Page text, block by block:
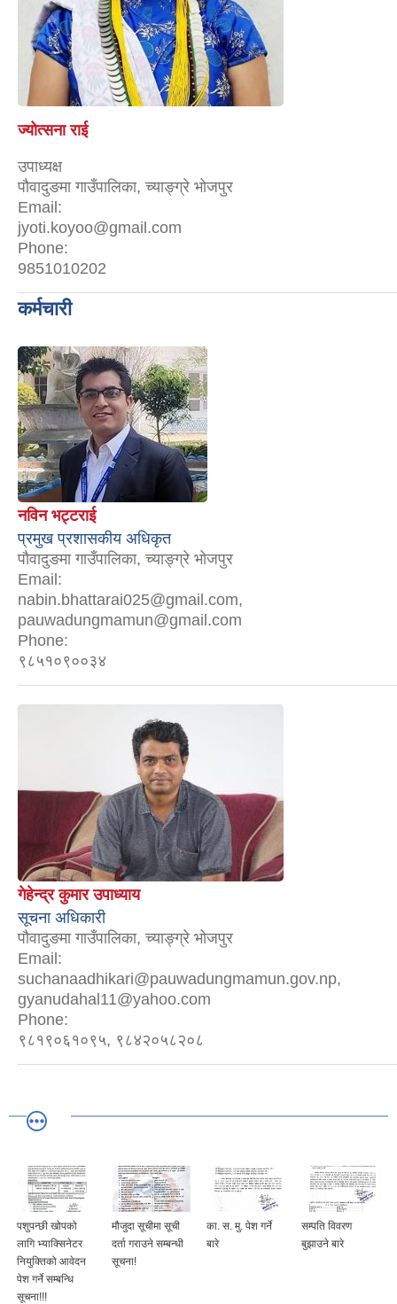
ज्योत्सना राई
उपाध्यक्ष
पौवादुङमा गाउँपालिका, च्याङ्ग्रे भोजपुर
Email:
jyoti.koyoo@gmail.com
Phone:
9851010202
कर्मचारी
नविन भट्टराई
प्रमुख प्रशासकीय अधिकृत
पौवादुङमा गाउँपालिका, च्याङ्ग्रे भोजपुर
Email:
nabin.bhattarai025@gmail.com,
pauwadungmamun@gmail.com
Phone:
९८५१०९००३४
गेहेन्द्र कुमार उपाध्याय
सूचना अधिकारी
पौवादुङमा गाउँपालिका, च्याङ्ग्रे भोजपुर
Email:
suchanaadhikari@pauwadungmamun.gov.np,
gyanudahal11@yahoo.com
Phone:
९८१९०६१०९५, ९८४२०५८२०८
पशुपन्छी खोपको
लागि भ्याक्सिनेटर
नियुक्तिको आवेदन
पेश गर्ने सम्बन्धि
सूचना!!!
मौजुदा सूचीमा सूची
दर्ता गराउने सम्बन्धी
सूचना!
का. स. मु. पेश गर्ने
बारे
सम्पति विवरण
बुझाउने बारे